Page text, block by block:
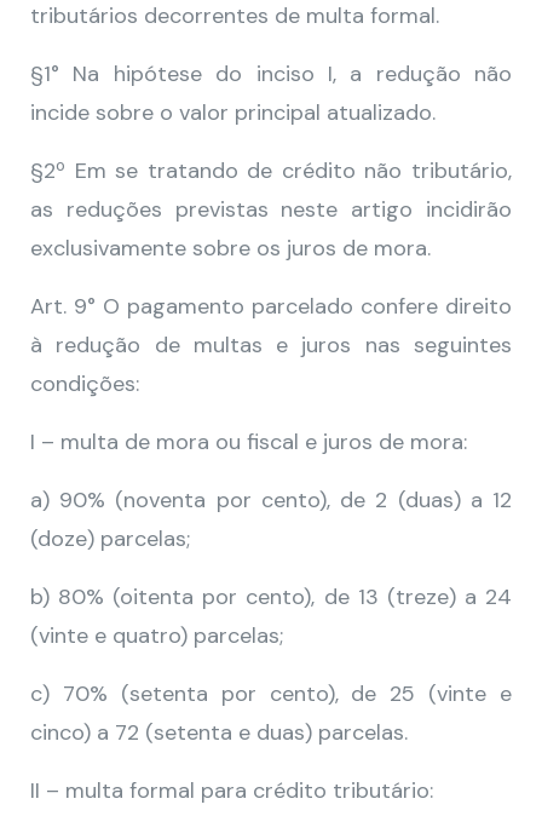
tributários decorrentes de multa formal.
§1° Na hipótese do inciso I, a redução não
incide sobre o valor principal atualizado.
§2º Em se tratando de crédito não tributário,
as reduções previstas neste artigo incidirão
exclusivamente sobre os juros de mora.
Art. 9° O pagamento parcelado confere direito
à redução de multas e juros nas seguintes
condições:
I – multa de mora ou fiscal e juros de mora:
a) 90% (noventa por cento), de 2 (duas) a 12
(doze) parcelas;
b) 80% (oitenta por cento), de 13 (treze) a 24
(vinte e quatro) parcelas;
c) 70% (setenta por cento), de 25 (vinte e
cinco) a 72 (setenta e duas) parcelas.
II – multa formal para crédito tributário: